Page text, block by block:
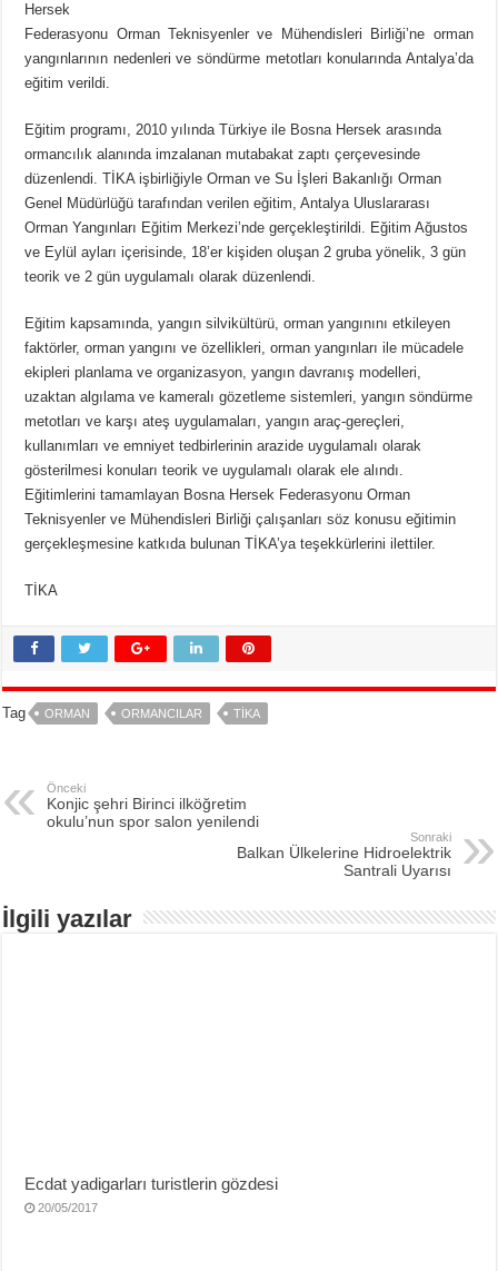
Hersek
Federasyonu Orman Teknisyenler ve Mühendisleri Birliği’ne orman
yangınlarının nedenleri ve söndürme metotları konularında Antalya’da
eğitim verildi.
Eğitim programı, 2010 yılında Türkiye ile Bosna Hersek arasında
ormancılık alanında imzalanan mutabakat zaptı çerçevesinde
düzenlendi. TİKA işbirliğiyle Orman ve Su İşleri Bakanlığı Orman
Genel Müdürlüğü tarafından verilen eğitim, Antalya Uluslararası
Orman Yangınları Eğitim Merkezi’nde gerçekleştirildi. Eğitim Ağustos
ve Eylül ayları içerisinde, 18’er kişiden oluşan 2 gruba yönelik, 3 gün
teorik ve 2 gün uygulamalı olarak düzenlendi.
Eğitim kapsamında, yangın silvikültürü, orman yangınını etkileyen
faktörler, orman yangını ve özellikleri, orman yangınları ile mücadele
ekipleri planlama ve organizasyon, yangın davranış modelleri,
uzaktan algılama ve kameralı gözetleme sistemleri, yangın söndürme
metotları ve karşı ateş uygulamaları, yangın araç-gereçleri,
kullanımları ve emniyet tedbirlerinin arazide uygulamalı olarak
gösterilmesi konuları teorik ve uygulamalı olarak ele alındı.
Eğitimlerini tamamlayan Bosna Hersek Federasyonu Orman
Teknisyenler ve Mühendisleri Birliği çalışanları söz konusu eğitimin
gerçekleşmesine katkıda bulunan TİKA’ya teşekkürlerini ilettiler.
TİKA
Tag ORMAN ORMANCILAR TİKA
Önceki
Konjic şehri Birinci ilköğretim
okulu’nun spor salon yenilendi
Sonraki
Balkan Ülkelerine Hidroelektrik
Santrali Uyarısı
İlgili yazılar
Ecdat yadigarları turistlerin gözdesi
20/05/2017